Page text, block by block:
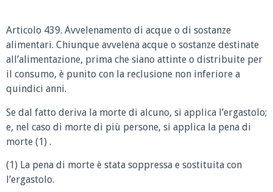
Articolo 439. Avvelenamento di acque o di sostanze
alimentari. Chiunque avvelena acque o sostanze destinate
all’alimentazione, prima che siano attinte o distribuite per
il consumo, è punito con la reclusione non inferiore a
quindici anni.
Se dal fatto deriva la morte di alcuno, si applica l’ergastolo;
e, nel caso di morte di più persone, si applica la pena di
morte (1) .
(1) La pena di morte è stata soppressa e sostituita con
l’ergastolo.